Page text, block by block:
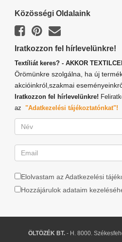
Közösségi Oldalaink
Iratkozzon fel hírlevelünkre!
Textíliát keres? - AKKOR
Örömünkre szolgálna, ha új
akcióinkról,szakmai
Iratkozzon fel hírlevelünkre!
az "Adatkezelési tájékoztatónkat"!
Elolvastam az Adatkezelési
Hozzájárulok adataim
ÖLTÖZÉK BT. - H. 8000.